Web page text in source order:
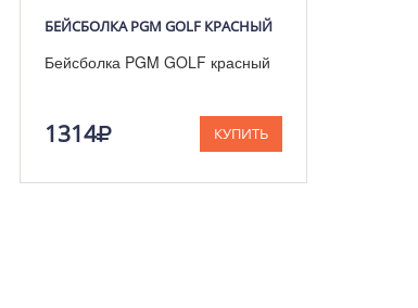
БЕЙСБОЛКА PGM GOLF КРАСНЫЙ
Бейсболка PGM GOLF красный
1314 КУПИТЬ